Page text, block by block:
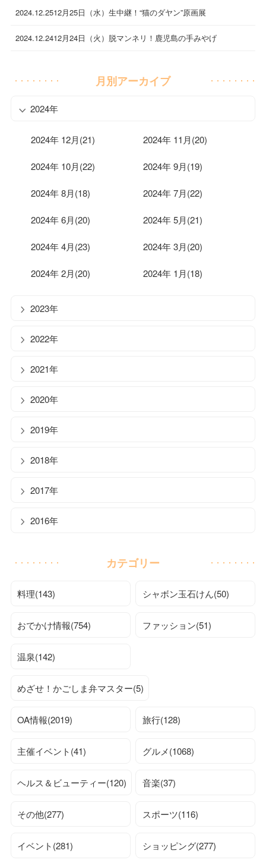
2024.12.2512月25日（水）生中継！“猫のダヤン”原画展
2024.12.2412月24日（火）脱マンネリ！鹿児島の手みやげ
月別アーカイブ
2024年
2024年 12月(21) 2024年 11月(20)
2024年 10月(22) 2024年 9月(19)
2024年 8月(18) 2024年 7月(22)
2024年 6月(20) 2024年 5月(21)
2024年 4月(23) 2024年 3月(20)
2024年 2月(20) 2024年 1月(18)
2023年
2022年
2021年
2020年
2019年
2018年
2017年
2016年
カテゴリー
料理(143) シャボン玉石けん(50)
おでかけ情報(754) ファッション(51)
温泉(142)
めざせ！かごしま弁マスター(5)
OA情報(2019) 旅行(128)
主催イベント(41) グルメ(1068)
ヘルス＆ビューティー(120) 音楽(37)
その他(277) スポーツ(116)
イベント(281) ショッピング(277)